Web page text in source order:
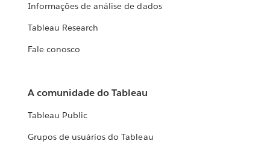
Informações de análise de dados
Tableau Research
Fale conosco
A comunidade do Tableau
Tableau Public
Grupos de usuários do Tableau